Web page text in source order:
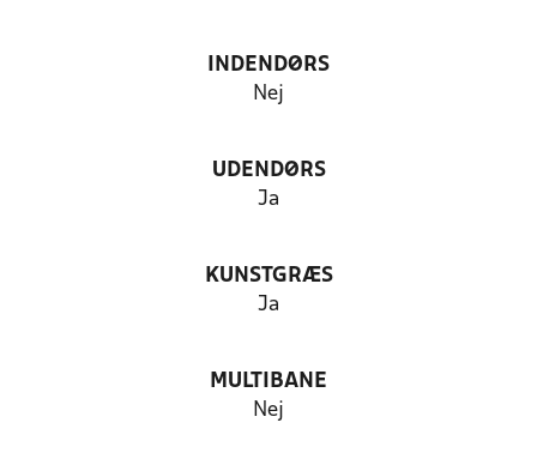
INDENDØRS
Nej
UDENDØRS
Ja
KUNSTGRÆS
Ja
MULTIBANE
Nej